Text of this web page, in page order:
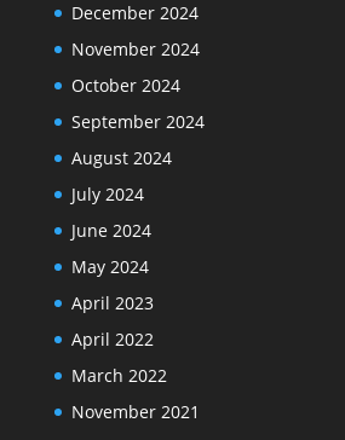
December 2024
November 2024
October 2024
September 2024
August 2024
July 2024
June 2024
May 2024
April 2023
April 2022
March 2022
November 2021